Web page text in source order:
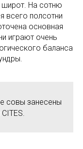
широт. На сотню
всего полсотни
основная
играют очень
баланса
совы занесены